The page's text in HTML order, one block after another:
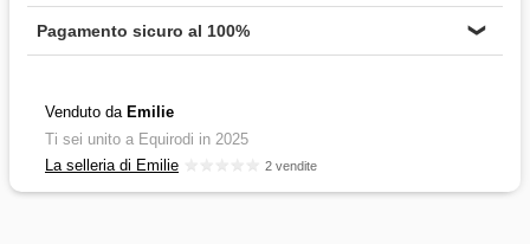
Pagamento sicuro al 100% ❯
Venduto da Emilie
Ti sei unito a Equirodi in 2025
La selleria di Emilie
2 vendite